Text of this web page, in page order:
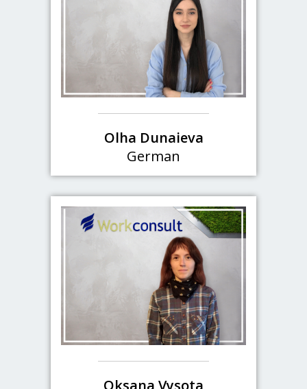
Olha Dunaieva
German